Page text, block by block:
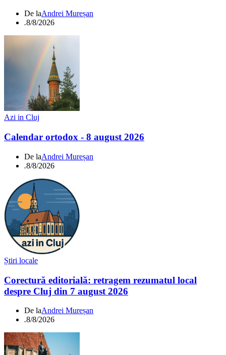
De laAndrei Mureșan
.8/8/2026
Azi in Cluj
Calendar ortodox - 8 august 2026
De laAndrei Mureșan
.8/8/2026
Știri locale
Corectură editorială: retragem rezumatul local
despre Cluj din 7 august 2026
De laAndrei Mureșan
.8/8/2026